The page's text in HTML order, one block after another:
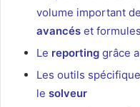
volume important
avancés et
Le reporting grâce
Les outils
le solveur